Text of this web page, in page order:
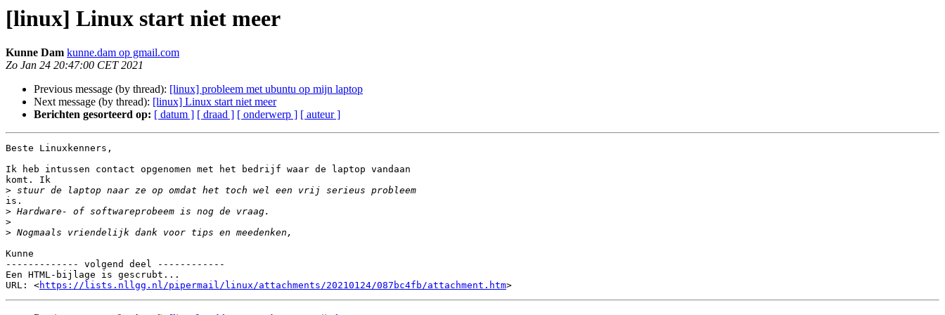
[linux] Linux start niet meer
Kunne Dam kunne.dam op gmail.com
Zo Jan 24 20:47:00 CET 2021
Previous message (by thread): [linux] probleem met ubuntu op mijn laptop
Next message (by thread): [linux] Linux start niet meer
Berichten gesorteerd op: [ datum ] [ draad ] [ onderwerp ] [ auteur ]
Beste Linuxkenners,
Ik heb intussen contact opgenomen met het bedrijf waar de laptop vandaan
komt. Ik
>
is.
>
>
>
Kunne
------------- volgend deel ------------
Een HTML-bijlage is gescrubt...
URL: <https://lists.nllgg.nl/pipermail/linux/attachments/20210124/087bc4fb/attachment.htm